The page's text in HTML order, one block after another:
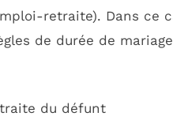
retraite). Dans ce
de durée de
du défunt